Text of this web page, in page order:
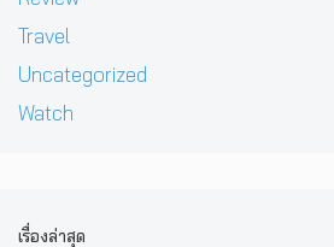
Travel
Uncategorized
Watch
เรื่องล่าสุด